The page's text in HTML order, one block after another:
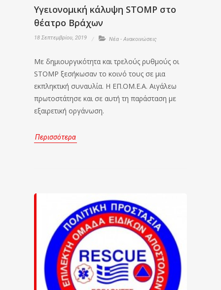
Υγειονομική κάλυψη STOMP στο
θέατρο Βράχων
18 Σεπτεμβρίου, 2019 Νέα - Ανακοινώσεις
Με δημιουργικότητα και τρελούς ρυθμούς οι
STOMP ξεσήκωσαν το κοινό τους σε μια
εκπληκτική συναυλία. Η ΕΠ.ΟΜ.Ε.Α. Αιγάλεω
πρωτοστάτησε και σε αυτή τη παράσταση με
εξαιρετική οργάνωση.
Περισσότερα